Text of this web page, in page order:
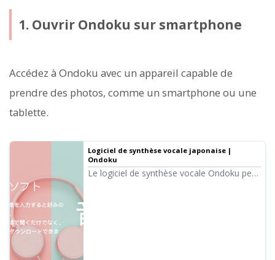
1. Ouvrir Ondoku sur smartphone
Accédez à Ondoku avec un appareil capable de
prendre des photos, comme un smartphone ou une
tablette.
Logiciel de synthèse vocale japonaise |
Ondoku
Le logiciel de synthèse vocale Ondoku peut